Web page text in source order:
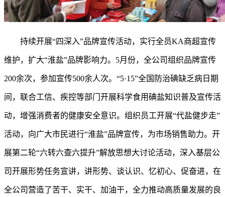
持续开展“四深入”品牌宣传活动，实行全员KA商超宣传
维护，扩大“淮盐”品牌影响力。5月份，全公司组织品牌宣传
200余次，参加宣传500余人次。“5·15”全国防治碘缺乏病日期
间，联合工信、疾控等部门开展科学食用碘盐知识普及宣传活
动，增强消费者的健康安全意识。组织员工开展“代盐健步走”
活动，向广大市民进行“淮盐”品牌宣传，为市场销售助力。开
展第二轮“六转六查六提升”解放思想大讨论活动，深入基层公
司开展形势任务宣讲，讲形势、谈认识、忆初心、促奋进，在
全公司营造了苦干、实干、加油干，全力推动高质量发展的良